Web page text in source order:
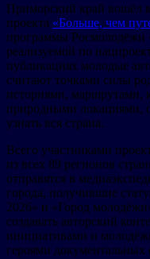
Приморский край вошёл
проекта «Больше, чем
программы Росмолодёжи
реализуемой по
публикациях молодые
считают точками силы
историями, маршрутами,
природными локациями,
узнать вся страна.
Всего участниками
из всех 89 регионов
отправятся в
города, получившие
2026» и «Город
создавать авторский
инициативами и
героями